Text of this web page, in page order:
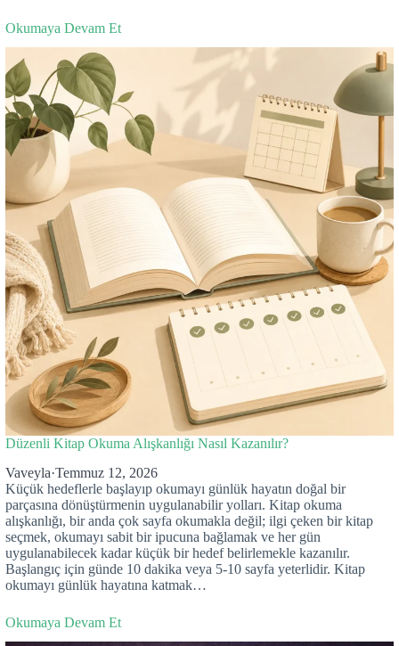
Okumaya Devam Et
Düzenli Kitap Okuma Alışkanlığı Nasıl Kazanılır?
Vaveyla·Temmuz 12, 2026
Küçük hedeflerle başlayıp okumayı günlük hayatın doğal bir
parçasına dönüştürmenin uygulanabilir yolları. Kitap okuma
alışkanlığı, bir anda çok sayfa okumakla değil; ilgi çeken bir kitap
seçmek, okumayı sabit bir ipucuna bağlamak ve her gün
uygulanabilecek kadar küçük bir hedef belirlemekle kazanılır.
Başlangıç için günde 10 dakika veya 5-10 sayfa yeterlidir. Kitap
okumayı günlük hayatına katmak…
Okumaya Devam Et